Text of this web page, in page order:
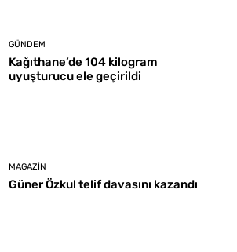
GÜNDEM
Kağıthane’de 104 kilogram
uyuşturucu ele geçirildi
MAGAZIN
Güner Özkul telif davasını kazandı